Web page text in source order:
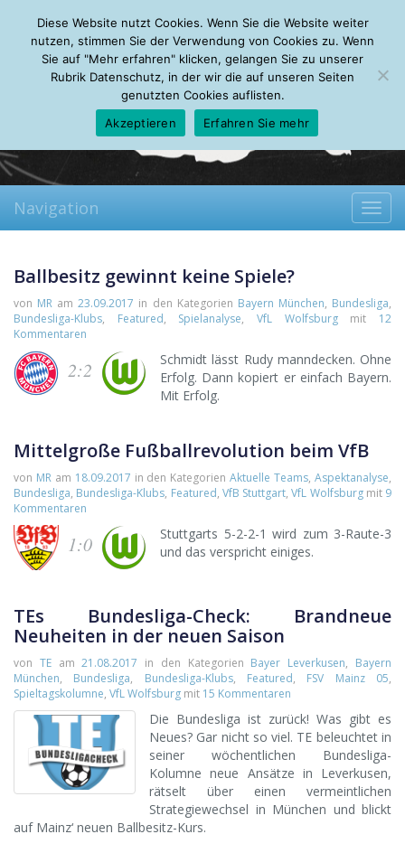
Friday, 07.08.2026
Mein Account
About Autoren Leseempfehlungen FAQ
Navigation
Ballbesitz gewinnt keine Spiele?
von MR am23.09.2017 in den Kategorien Bayern München, Bundesliga,
Bundesliga-Klubs, Featured, Spielanalyse,VfL Wolfsburgmit 12
Kommentaren
2:2
Schmidt lässt Rudy manndecken. Ohne
Erfolg. Dann kopiert er einfach Bayern.
Mit Erfolg.
Mittelgroße Fußballrevolution beim VfB
von MRam 18.09.2017 in den KategorienAktuelle Teams,Aspektanalyse,
Bundesliga, Bundesliga-Klubs, Featured, VfB Stuttgart,VfL Wolfsburgmit 9
Kommentaren
1:0
Stuttgarts 5-2-2-1 wird zum 3-Raute-3
und das verspricht einiges.
TEs Bundesliga-Check: Brandneue
Neuheiten in der neuen Saison
von TEam21.08.2017 in den Kategorien Bayer Leverkusen, Bayern
München, Bundesliga, Bundesliga-Klubs, Featured, FSV Mainz 05,
Spieltagskolumne, VfL Wolfsburg mit 15 Kommentaren
Die Bundesliga ist zurück! Was gibt es
Neues? Gar nicht so viel. TE beleuchtet in
seiner wöchentlichen Bundesliga-
Kolumne neue Ansätze in Leverkusen,
rätselt über einen vermeintlichen
Strategiewechsel in München und blickt
auf Mainz‘ neuen Ballbesitz-Kurs.
Diese Website nutzt Cookies. Wenn Sie die Website weiter
nutzen, stimmen Sie der Verwendung von Cookies zu. Wenn
Sie auf "Mehr erfahren" klicken, gelangen Sie zu unserer
Rubrik Datenschutz, in der wir die auf unseren Seiten
genutzten Cookies auflisten.
Akzeptieren
Erfahren Sie mehr